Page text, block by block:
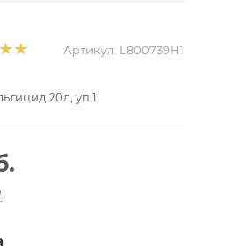
Артикул: L800739H1
20л, уп.1